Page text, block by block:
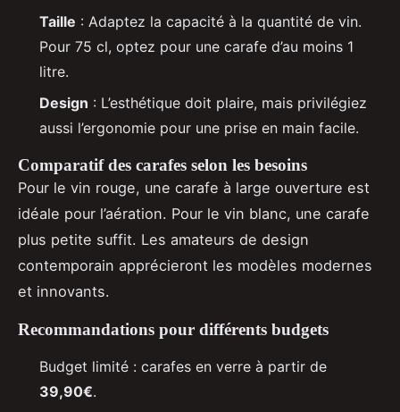
Taille : Adaptez la capacité à la quantité de vin.
Pour 75 cl, optez pour une carafe d’au moins 1
litre.
Design : L’esthétique doit plaire, mais privilégiez
aussi l’ergonomie pour une prise en main facile.
Comparatif des carafes selon les besoins
Pour le vin rouge, une carafe à large ouverture est
idéale pour l’aération. Pour le vin blanc, une carafe
plus petite suffit. Les amateurs de design
contemporain apprécieront les modèles modernes
et innovants.
Recommandations pour différents budgets
Budget limité : carafes en verre à partir de
39,90€.